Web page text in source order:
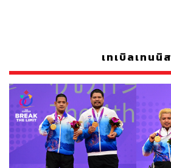
เทเบิลเทนนิส